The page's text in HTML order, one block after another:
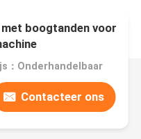
met boogtanden voor
：Onderhandelbaar
Contacteer ons